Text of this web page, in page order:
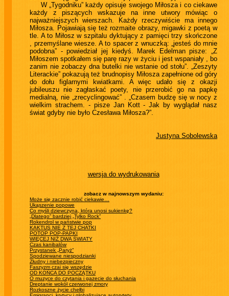
W „Tygodniku” każdy opisuje swojego Miłosza i co ciekawe
każdy z piszących wskazuje na inne utwory mówiąc o
najważniejszych wierszach. Każdy rzeczywiście ma innego
Miłosza. Pojawiają się też rozmaite obrazy, migawki z poetą w
tle. A to Miłosz w szpitalu dyktujący z pamięci trzy skończone
, przemyślane wiesze. A to spacer z wnuczką: „jesteś do mnie
podobna” - powiedział jej kiedyś. Marek Edelman pisze: „Z
Miłoszem spotkałem się parę razy w życiu i jest wspaniały , bo
zanim nie zobaczy dna butelki nie wstanie od stołu”. „Zeszyty
Literackie” pokazują też brudnopisy Miłosza zapełnione od góry
do dołu figlarnymi kwiatkami. A więc udało się z okazji
jubileuszu nie zagłaskać poety, nie przerobić go na papkę
medialną, nie „zrecyclingować” . „Czasem budzę się w nocy z
wielkim strachem. - pisze Jan Kott - Jak by wyglądał nasz
świat gdyby nie było Czesława Miłosza?”.
Justyna Sobolewska
wersja do wydrukowania
zobacz w najnowszym wydaniu:
Może się zacznie robić ciekawie…
Ukąszenie popowe
Co myśli dziewczyna, która unosi sukienkę?
„Dlatego” bardziej „Tylko Rock”
Rokendrol w państwie pop
KAKTUS NIE Z TEJ CHATKI
POTOP POP-PAPKI
WIĘCEJ NIŻ DWA ŚWIATY
Czas kanibalów
Przystanek „Paryż”
Spodziewane niespodzianki
Złudny i niebezpieczny
Faszyzm czai się wszędzie
OD KOŃCA DO POCZĄTKU
O muzyce do czytania i gazecie do słuchania
Dreptanie wokół czerwonej zmory
Rozkoszne życie chełbi